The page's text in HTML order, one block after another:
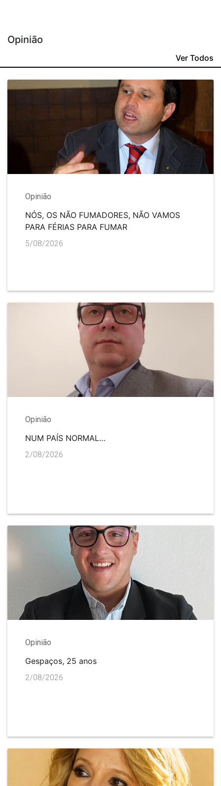
Opinião
Ver Todos
Opinião
NÓS, OS NÃO FUMADORES, NÃO VAMOS
PARA FÉRIAS PARA FUMAR
5/08/2026
Opinião
NUM PAÍS NORMAL…
2/08/2026
Opinião
Gespaços, 25 anos
2/08/2026